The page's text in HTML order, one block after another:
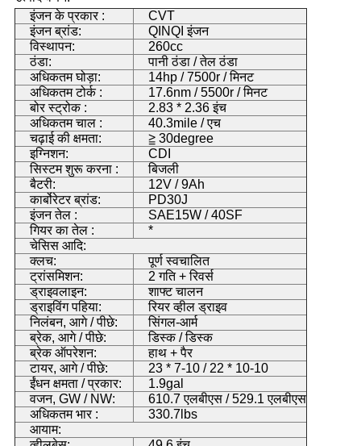
इंजन के प्रकार :
CVT
इंजन ब्रांड:
QINQI इंजन
विस्थापन:
260cc
ठंडा:
पानी ठंडा / तेल ठंडा
अधिकतम घोड़ा:
14hp / 7500r / मिनट
अधिकतम टोर्क :
17.6nm / 5500r / मिनट
बोर स्ट्रोक :
2.83 * 2.36 इंच
अधिकतम चाल :
40.3mile / एच
चढ़ाई की क्षमता:
≧ 30degree
इग्निशन:
CDI
सिस्टम शुरू करना :
बिजली
बैटरी:
12V / 9Ah
कार्बोरेटर ब्रांड:
PD30J
इंजन तेल :
SAE15W / 40SF
गियर का तेल :
*
चेसिस आदि:
क्लच:
पूर्ण स्वचालित
ट्रांसमिशन:
2 गति + रिवर्स
ड्राइवलाइन:
शाफ्ट चालन
ड्राइविंग पहिया:
रियर व्हील ड्राइव
निलंबन, आगे / पीछे:
सिंगल-आर्म
ब्रेक, आगे / पीछे:
डिस्क / डिस्क
ब्रेक ऑपरेशन:
हाथ + पैर
टायर, आगे / पीछे:
23 * 7-10 / 22 * 10-10
ईंधन क्षमता / प्रकार:
1.9gal
वजन, GW / NW:
610.7 एलबीएस / 529.1 एलबीएस
अधिकतम भार :
330.7lbs
आयाम: